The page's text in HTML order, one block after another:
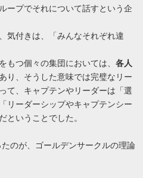
ープでそれについて話すという企
気付きは、「みんなそれぞれ違
もつ個々の集団においては、 各人
り、そうした意味では完璧なリー
て、キャプテンやリーダーは「選
リーダーシップやキャプテンシー
ということでした。
のが、ゴールデンサークルの理論